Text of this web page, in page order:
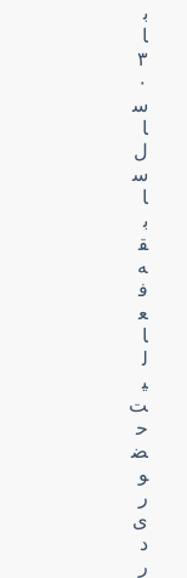
ب
ا
۳
۰
س
ا
ل
س
ا
ب
ق
ه
ف
ع
ا
ل
ی
ت
ح
ض
و
ر
ی
د
ر